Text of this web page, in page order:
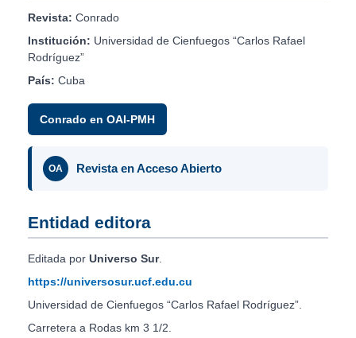
Revista: Conrado
Institución: Universidad de Cienfuegos “Carlos Rafael
Rodríguez”
País: Cuba
Conrado en OAI-PMH
OA Revista en Acceso Abierto
Entidad editora
Editada por Universo Sur.
https://universosur.ucf.edu.cu
Universidad de Cienfuegos “Carlos Rafael Rodríguez”.
Carretera a Rodas km 3 1/2.